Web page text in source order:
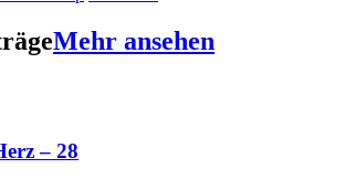
Mehr ansehen
– 28